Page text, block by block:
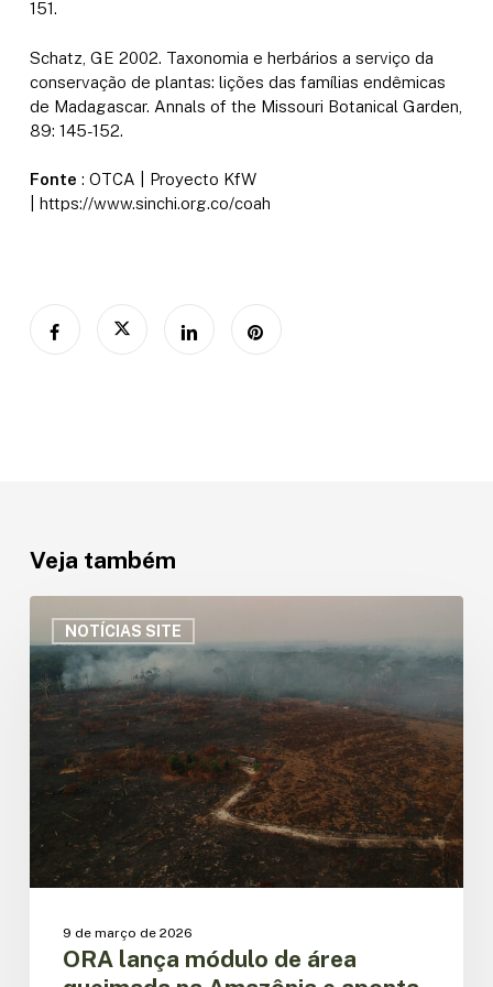
151.
Schatz, GE 2002. Taxonomia e herbários a serviço da
conservação de plantas: lições das famílias endêmicas
de Madagascar. Annals of the Missouri Botanical Garden,
89: 145-152.
Fonte : OTCA | Proyecto KfW
| https://www.sinchi.org.co/coah
Veja também
NOTÍCIAS SITE
lança
módulo
de
área
queimada
na
Amazônia
aponta
queda
9 de março de 2026
ORA lança módulo de área